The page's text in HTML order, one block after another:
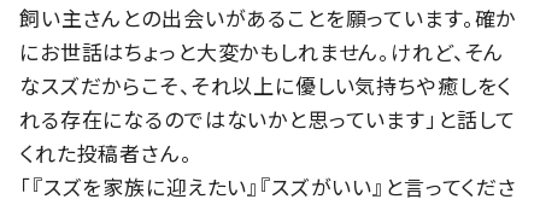
飼い主さんとの出会いがあることを願っています。確か
にお世話はちょっと大変かもしれません。けれど、そん
なスズだからこそ、それ以上に優しい気持ちや癒しをく
れる存在になるのではないかと思っています」と話して
くれた投稿者さん。
「『スズを家族に迎えたい』『スズがいい』と言ってくださ